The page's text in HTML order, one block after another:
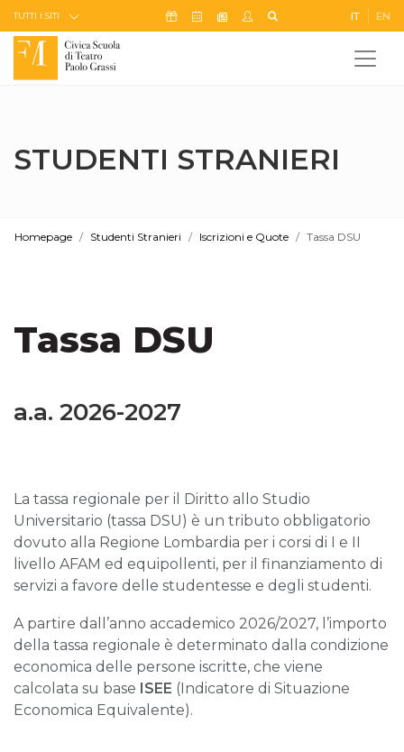
Skip to Content
TUTTI I SITI Icona Sostienici
Icona Calendario Eventi
Icona Newsletter
Icona My Civica IT EN
STUDENTI STRANIERI
Homepage Studenti Stranieri Iscrizioni e Quote Tassa DSU
Tassa DSU
a.a. 2026-2027
La tassa regionale per il Diritto allo Studio
Universitario (tassa DSU) è un tributo obbligatorio
dovuto alla Regione Lombardia per i corsi di I e II
livello AFAM ed equipollenti, per il finanziamento di
servizi a favore delle studentesse e degli studenti.
A partire dall’anno accademico 2026/2027, l’importo
della tassa regionale è determinato dalla condizione
economica delle persone iscritte, che viene
calcolata su base ISEE (Indicatore di Situazione
Economica Equivalente).